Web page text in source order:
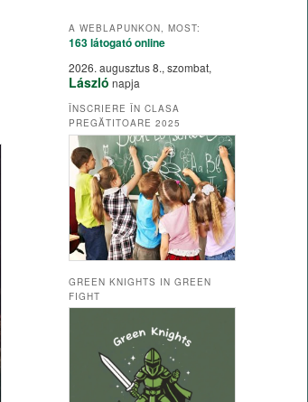
A WEBLAPUNKON, MOST:
163 látogatóonline
2026. augusztus 8., szombat,
László napja
ÎNSCRIERE ÎN CLASA
PREGĂTITOARE 2025
GREEN KNIGHTS IN GREEN
FIGHT